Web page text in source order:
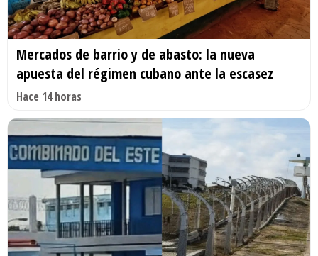
Mercados de barrio y de abasto: la nueva
apuesta del régimen cubano ante la escasez
Hace 14 horas